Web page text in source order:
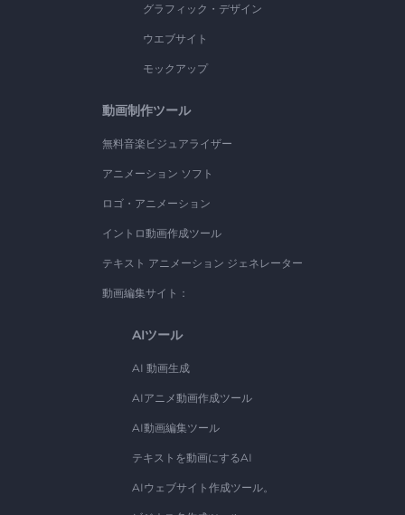
グラフィック・デザイン
ウエブサイト
モックアップ
動画制作ツール
無料音楽ビジュアライザー
アニメーション ソフト
ロゴ・アニメーション
イントロ動画作成ツール
テキスト アニメーション ジェネレーター
動画編集サイト：
AIツール
AI 動画生成
AIアニメ動画作成ツール
AI動画編集ツール
テキストを動画にするAI
AIウェブサイト作成ツール。